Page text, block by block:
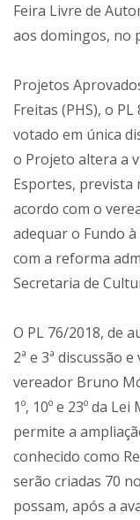
Feira Livre de
aos domingos, no
Projetos
Freitas (PHS), o
votado em única
o Projeto altera a
Esportes, prevista
acordo com o
adequar o Fundo
com a reforma
Secretaria de
O PL 76/2018, de
2ª e 3ª discussão
vereador Bruno
1º, 10º e 23º da
permite a
conhecido como
serão criadas 70
possam, após a